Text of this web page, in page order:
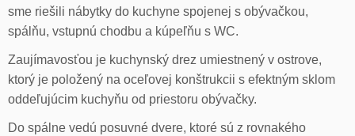
sme riešili nábytky do kuchyne spojenej s obývačkou,
spálňu, vstupnú chodbu a kúpeľňu s WC.
Zaujímavosťou je kuchynský drez umiestnený v ostrove,
ktorý je položený na oceľovej konštrukcii s efektným sklom
oddeľujúcim kuchyňu od priestoru obývačky.
Do spálne vedú posuvné dvere, ktoré sú z rovnakého